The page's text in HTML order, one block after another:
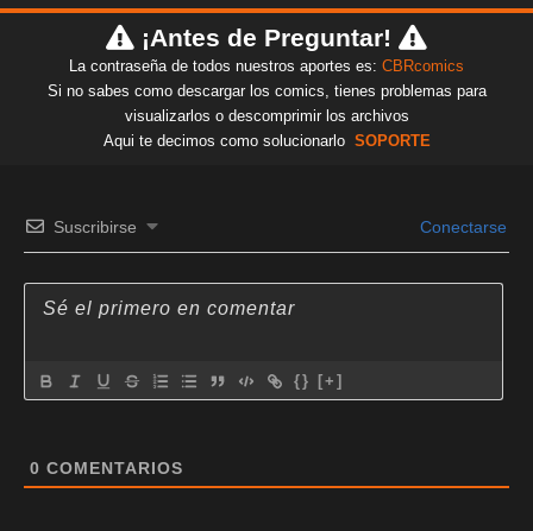
¡Antes de Preguntar!
La contraseña de todos nuestros aportes es: CBRcomics
Si no sabes como descargar los comics, tienes problemas para
visualizarlos o descomprimir los archivos
Aqui te decimos como solucionarlo SOPORTE
Suscribirse Conectarse
{} [+]
0 COMENTARIOS